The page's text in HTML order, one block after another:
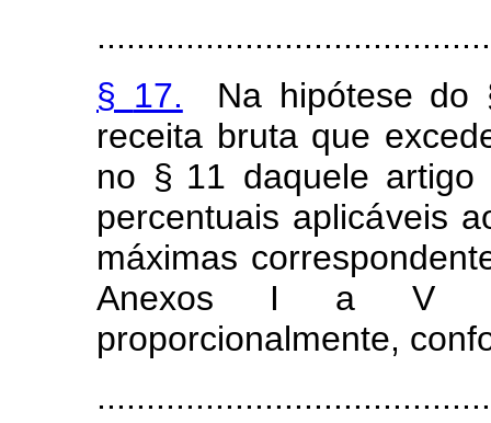
§ 17. Na hipótese do
receita bruta que
no § 11 daquele artigo
percentuais aplicáveis
máximas corresponde
Anexos
I a
V
proporcionalmente, conf